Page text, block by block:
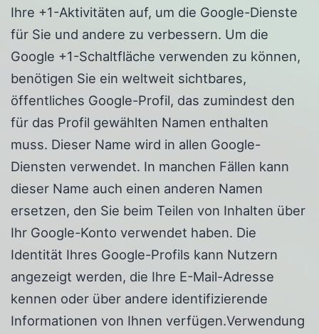
Ihre +1-Aktivitäten auf, um die Google-Dienste
für Sie und andere zu verbessern. Um die
Google +1-Schaltfläche verwenden zu können,
benötigen Sie ein weltweit sichtbares,
öffentliches Google-Profil, das zumindest den
für das Profil gewählten Namen enthalten
muss. Dieser Name wird in allen Google-
Diensten verwendet. In manchen Fällen kann
dieser Name auch einen anderen Namen
ersetzen, den Sie beim Teilen von Inhalten über
Ihr Google-Konto verwendet haben. Die
Identität Ihres Google-Profils kann Nutzern
angezeigt werden, die Ihre E-Mail-Adresse
kennen oder über andere identifizierende
Informationen von Ihnen verfügen.Verwendung